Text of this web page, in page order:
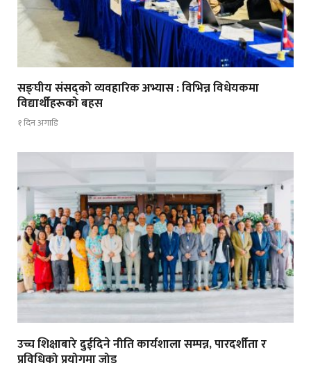
सङ्घीय संसद्को व्यवहारिक अभ्यास : विभिन्न विधेयकमा
विद्यार्थीहरूको बहस
१ दिन अगाडि
उच्च शिक्षाबारे दुईदिने नीति कार्यशाला सम्पन्न, पारदर्शीता र
प्रविधिको प्रयोगमा जोड